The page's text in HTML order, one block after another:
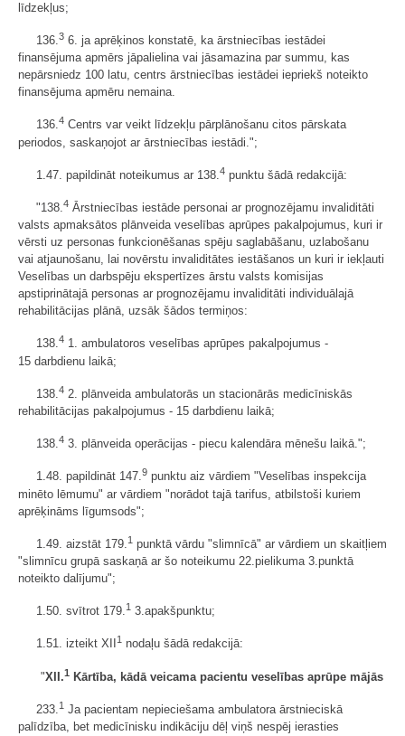
līdzekļus;
136.3 6. ja aprēķinos konstatē, ka ārstniecības iestādei
finansējuma apmērs jāpalielina vai jāsamazina par summu, kas
nepārsniedz 100 latu, centrs ārstniecības iestādei iepriekš noteikto
finansējuma apmēru nemaina.
136.4 Centrs var veikt līdzekļu pārplānošanu citos pārskata
periodos, saskaņojot ar ārstniecības iestādi.";
1.47. papildināt noteikumus ar 138.4 punktu šādā redakcijā:
"138.4 Ārstniecības iestāde personai ar prognozējamu invaliditāti
valsts apmaksātos plānveida veselības aprūpes pakalpojumus, kuri ir
vērsti uz personas funkcionēšanas spēju saglabāšanu, uzlabošanu
vai atjaunošanu, lai novērstu invaliditātes iestāšanos un kuri ir iekļauti
Veselības un darbspēju ekspertīzes ārstu valsts komisijas
apstiprinātajā personas ar prognozējamu invaliditāti individuālajā
rehabilitācijas plānā, uzsāk šādos termiņos:
138.4 1. ambulatoros veselības aprūpes pakalpojumus -
15 darbdienu laikā;
138.4 2. plānveida ambulatorās un stacionārās medicīniskās
rehabilitācijas pakalpojumus - 15 darbdienu laikā;
138.4 3. plānveida operācijas - piecu kalendāra mēnešu laikā.";
1.48. papildināt 147.9 punktu aiz vārdiem "Veselības inspekcija
minēto lēmumu" ar vārdiem "norādot tajā tarifus, atbilstoši kuriem
aprēķināms līgumsods";
1.49. aizstāt 179.1 punktā vārdu "slimnīcā" ar vārdiem un skaitļiem
"slimnīcu grupā saskaņā ar šo noteikumu 22.pielikuma 3.punktā
noteikto dalījumu";
1.50. svītrot 179.1 3.apakšpunktu;
1.51. izteikt XII 1 nodaļu šādā redakcijā:
"XII.1Kārtība, kādā veicama pacientu veselības aprūpe mājās
233.1 Ja pacientam nepieciešama ambulatora ārstnieciskā
palīdzība, bet medicīnisku indikāciju dēļ viņš nespēj ierasties